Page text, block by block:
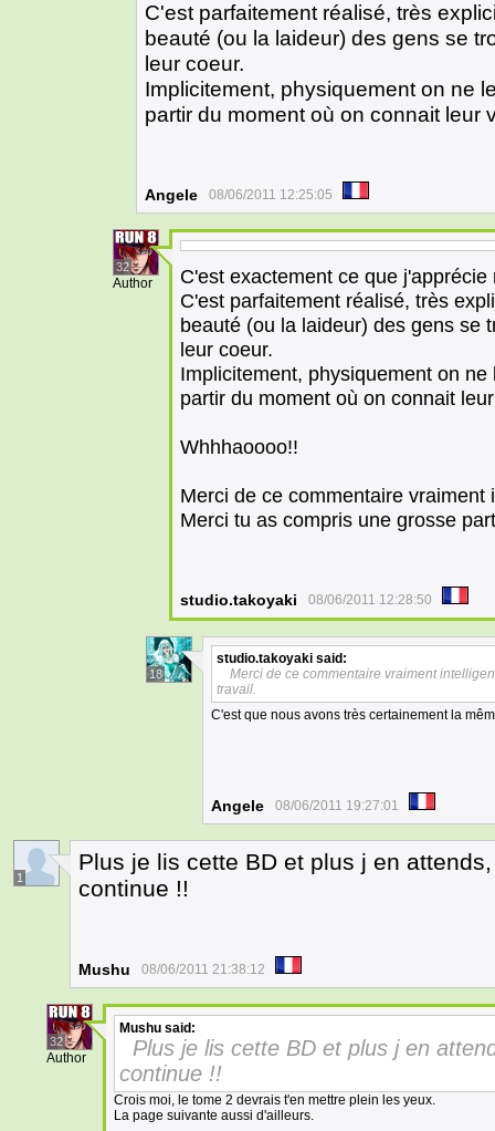
C'est parfaitement réalisé, très
beauté (ou la laideur) des gens se
leur coeur.
Implicitement, physiquement on ne
partir du moment où on connait leur
Angele 08/06/2011 12:25:05
32
Author
C'est exactement ce que
C'est parfaitement réalisé, très
beauté (ou la laideur) des gens se
leur coeur.
Implicitement, physiquement on
partir du moment où on connait
Whhhaoooo!!
Merci de ce commentaire vraiment
Merci tu as compris une grosse
studio.takoyaki 08/06/2011 12:28:50
18
studio.takoyaki said:
Merci de ce commentaire vraiment
travail.
C'est que nous avons très certainement la
Angele 08/06/2011 19:27:01
1
Plus je lis cette BD et plus j en
continue !!
Mushu 08/06/2011 21:38:12
32
Author
Mushu said:
Plus je lis cette BD et plus j en
continue !!
Crois moi, le tome 2 devrais t'en mettre plein les yeux.
La page suivante aussi d'ailleurs.